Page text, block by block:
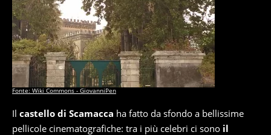
Fonte: Wiki Commons - GiovanniPen
Il castello di Scamacca ha fatto da sfondo a bellissime
pellicole cinematografiche: tra i più celebri ci sono il